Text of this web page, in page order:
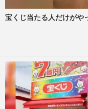
宝くじ当たる人だけがや